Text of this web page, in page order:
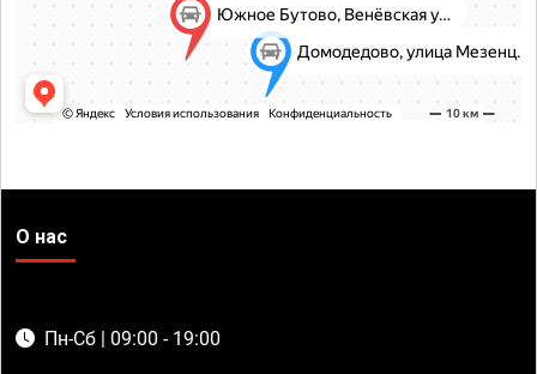
О нас
Пн-Сб | 09:00 - 19:00